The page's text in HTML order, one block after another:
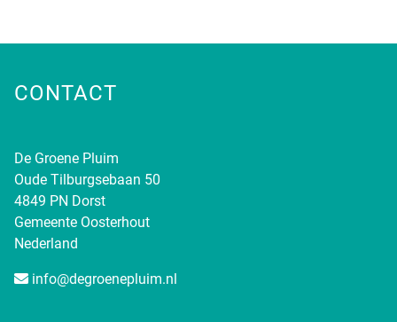
CONTACT
De Groene Pluim
Oude Tilburgsebaan 50
4849 PN Dorst
Gemeente Oosterhout
Nederland
info@degroenepluim.nl